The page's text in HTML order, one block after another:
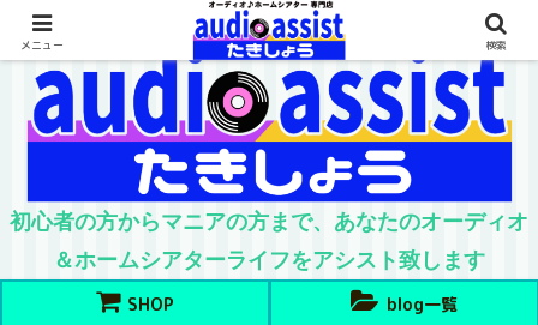
初心者の方からマニアの方まで、あなたのオーディオ
＆ホームシアターライフをアシスト致します
SHOP blog一覧
メニュー 検索